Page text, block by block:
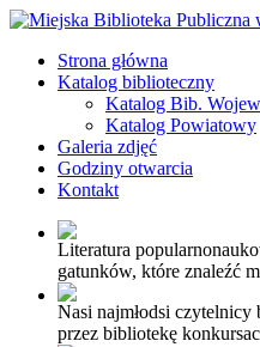
Strona główna
Katalog biblioteczny
Katalog Bib.
Katalog Powiatowy
Galeria zdjęć
Godziny otwarcia
Kontakt
Literatura
gatunków, które znaleźć
Nasi najmłodsi czytelnicy
przez bibliotekę